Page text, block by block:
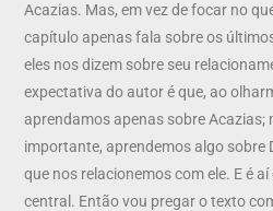
Acazias. Mas, em vez de focar no
capítulo apenas fala sobre os
eles nos dizem sobre seu
expectativa do autor é que, ao
aprendamos apenas sobre Acazias;
importante, aprendemos algo sobre
que nos relacionemos com ele. E é
central. Então vou pregar o texto